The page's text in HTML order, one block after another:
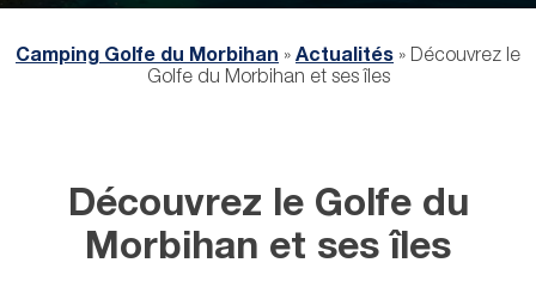
Camping Golfe du Morbihan » Actualités » Découvrez le
Golfe du Morbihan et ses îles
Découvrez le Golfe du
Morbihan et ses îles